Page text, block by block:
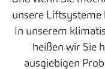
unsere Liftsysteme
In unserem
heißen wir Sie
ausgiebigen